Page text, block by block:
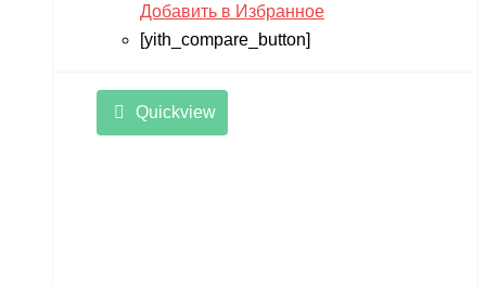
Добавить в Избранное
[yith_compare_button]
Quickview